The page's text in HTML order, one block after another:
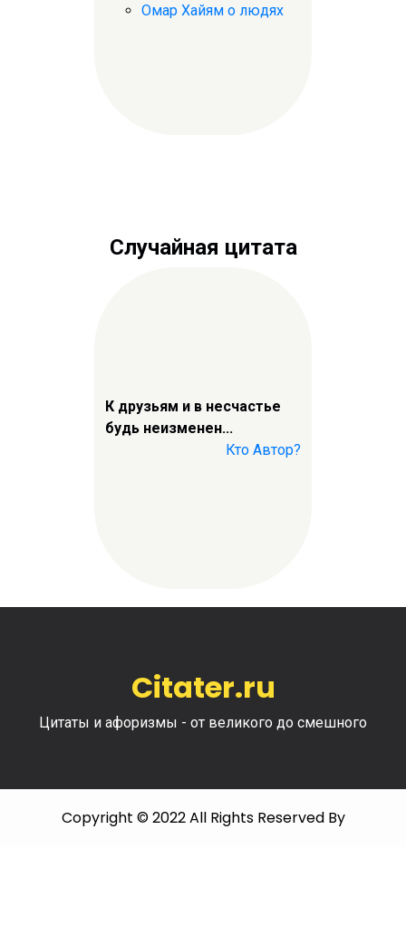
Омар Хайям о людях
Случайная цитата
К друзьям и в несчастье
будь неизменен...
Кто Автор?
Citater.ru
Цитаты и афоризмы - от великого до смешного
Copyright © 2022 All Rights Reserved By